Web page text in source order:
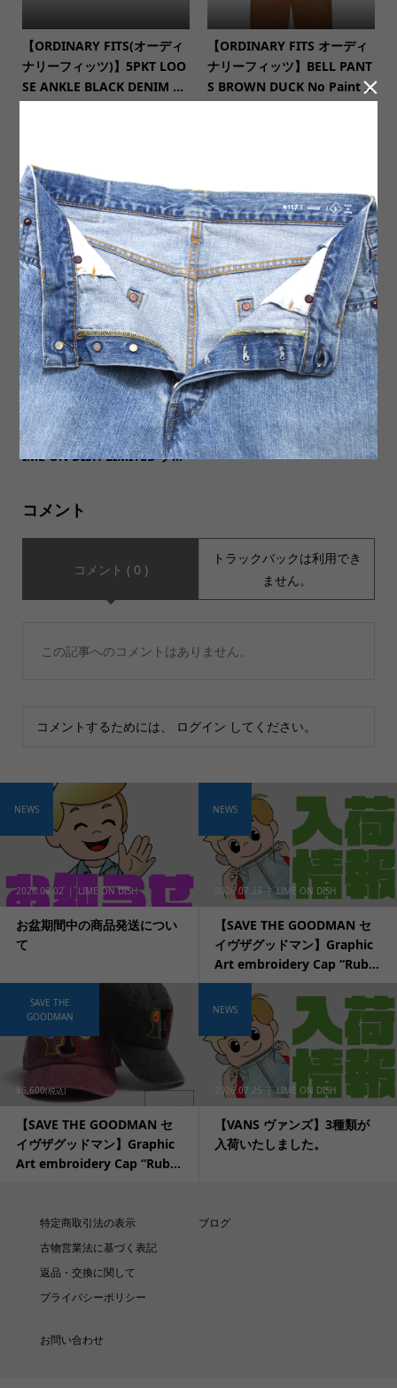
【ORDINARY FITS(オーディ
ナリーフィッツ)】5PKT LOO
SE ANKLE BLACK DENIM ...
【ORDINARY FITS オーディ
ナリーフィッツ】BELL PANT
S BROWN DUCK No Paint ...
【TREKMATES トレックメイ
ツ】THAW MITTEN ソォーミ
トン
【TWO MOON トゥームー
ン】92022 SEASON COLOR
LOOPWHEEL FLATSEAME...
【DINEX ダイネックス】Mad
e In USA Printed 8ozMUG L
IME ON DISH LIMITED プ...
お盆期間中の商品発送につい
て
コメント
コメント ( 0 )
トラックバックは利用でき
ません。
この記事へのコメントはありません。
コメントするためには、 ログイン してください。
2026.08.02 LIME ON DISH
お盆期間中の商品発送につい
て
NEWS
2026.07.29 LIME ON DISH
【SAVE THE GOODMAN セ
イヴザグッドマン】Graphic
Art embroidery Cap “Rub...
NEWS
¥6,600(税込)
【SAVE THE GOODMAN セ
イヴザグッドマン】Graphic
Art embroidery Cap “Rub...
SAVE THE
GOODMAN
2026.07.25 LIME ON DISH
【VANS ヴァンズ】3種類が
入荷いたしました。
NEWS
特定商取引法の表示
古物営業法に基づく表記
返品・交換に関して
プライバシーポリシー
ブログ
お問い合わせ
